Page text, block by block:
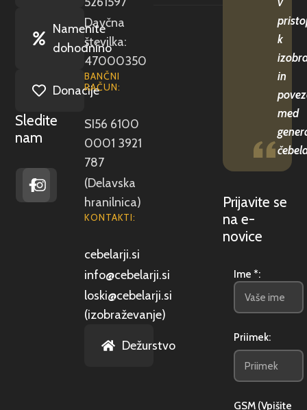
Namenite
dohodnino
Donacije
Sledite
nam
Davčna
številka:
47000350
BANČNI
RAČUN:
SI56 6100
0001 3921
787
(Delavska
hranilnica)
KONTAKTI:
cebelarji.si
info@cebelarji.si
loski@cebelarji.si
(izobraževanje)
Dežurstvo
k
in
med
Prijavite se
na e-
novice
Ime *:
Priimek:
GSM (Vpišite